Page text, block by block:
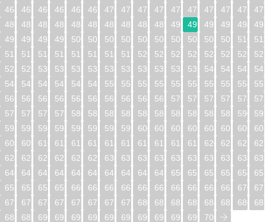
464
465 466 467 468 469 470 471 472 473 474 475 476 477 478
480
481 482 483 484 485 486 487 488 489 490 491 492 493 494
496
497 498 499 500 501 502 503 504 505 506 507 508 509 510
512
513 514 515 516 517 518 519 520 521 522 523 524 525 526
528
529 530 531 532 533 534 535 536 537 538 539 540 541 542
544
545 546 547 548 549 550 551 552 553 554 555 556 557 558
560
561 562 563 564 565 566 567 568 569 570 571 572 573 574
576
577 578 579 580 581 582 583 584 585 586 587 588 589 590
592
593 594 595 596 597 598 599 600 601 602 603 604 605 606
608
609 610 611 612 613 614 615 616 617 618 619 620 621 622
624
625 626 627 628 629 630 631 632 633 634 635 636 637 638
640
641 642 643 644 645 646 647 648 649 650 651 652 653 654
656
657 658 659 660 661 662 663 664 665 666 667 668 669 670
672
673 674 675 676 677 678 679 680 681 682 683 684 685 686
688
689 690 691 692 693 694 695 696 697 698 699 700